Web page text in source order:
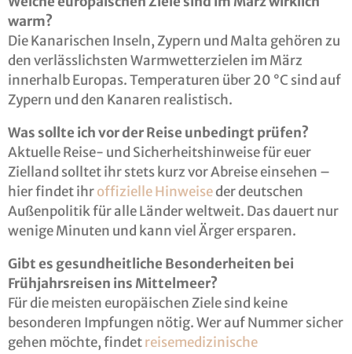
warm?
Die Kanarischen Inseln, Zypern und Malta gehören zu
den verlässlichsten Warmwetterzielen im März
innerhalb Europas. Temperaturen über 20 °C sind auf
Zypern und den Kanaren realistisch.
Was sollte ich vor der Reise unbedingt prüfen?
Aktuelle Reise- und Sicherheitshinweise für euer
Zielland solltet ihr stets kurz vor Abreise einsehen –
hier findet ihroffizielle Hinweiseder deutschen
Außenpolitik für alle Länder weltweit. Das dauert nur
wenige Minuten und kann viel Ärger ersparen.
Gibt es gesundheitliche Besonderheiten bei
Frühjahrsreisen ins Mittelmeer?
Für die meisten europäischen Ziele sind keine
besonderen Impfungen nötig. Wer auf Nummer sicher
gehen möchte, findetreisemedizinische